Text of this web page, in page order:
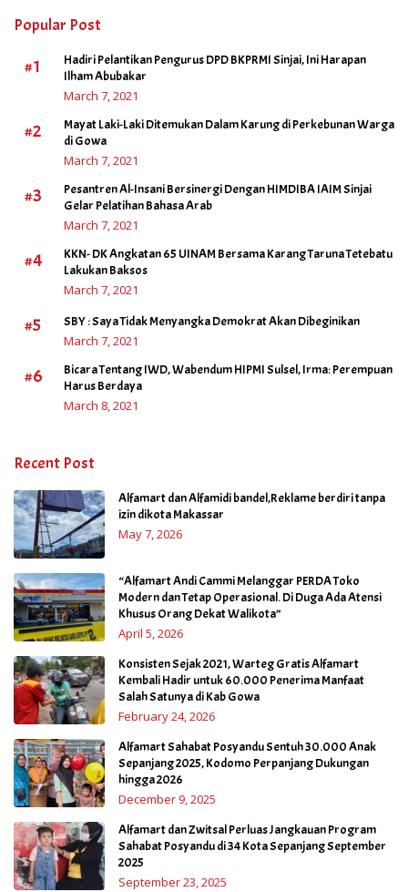
Popular Post
#1
Hadiri Pelantikan Pengurus DPD BKPRMI Sinjai, Ini Harapan
Ilham Abubakar
March 7, 2021
#2
Mayat Laki-Laki Ditemukan Dalam Karung di Perkebunan Warga
di Gowa
March 7, 2021
#3
Pesantren Al-Insani Bersinergi Dengan HIMDIBA IAIM Sinjai
Gelar Pelatihan Bahasa Arab
March 7, 2021
#4
KKN- DK Angkatan 65 UINAM Bersama Karang Taruna Tetebatu
Lakukan Baksos
March 7, 2021
#5 SBY : Saya Tidak Menyangka Demokrat Akan Dibeginikan
March 7, 2021
#6
Bicara Tentang IWD, Wabendum HIPMI Sulsel, Irma: Perempuan
Harus Berdaya
March 8, 2021
Recent Post
Alfamart dan Alfamidi bandel,Reklame berdiri tanpa
izin dikota Makassar
May 7, 2026
“Alfamart Andi Cammi Melanggar PERDA Toko
Modern dan Tetap Operasional. Di Duga Ada Atensi
Khusus Orang Dekat Walikota”
April 5, 2026
Konsisten Sejak 2021, Warteg Gratis Alfamart
Kembali Hadir untuk 60.000 Penerima Manfaat
Salah Satunya di Kab Gowa
February 24, 2026
Alfamart Sahabat Posyandu Sentuh 30.000 Anak
Sepanjang 2025, Kodomo Perpanjang Dukungan
hingga 2026
December 9, 2025
Alfamart dan Zwitsal Perluas Jangkauan Program
Sahabat Posyandu di 34 Kota Sepanjang September
2025
September 23, 2025